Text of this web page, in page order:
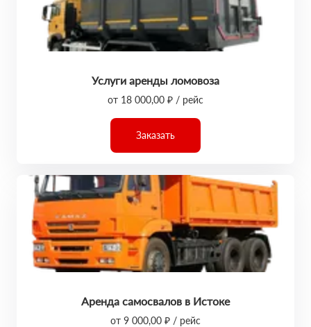
Услуги аренды ломовоза
от 18 000,00 ₽ / рейс
Заказать
Аренда самосвалов в Истоке
от 9 000,00 ₽ / рейс